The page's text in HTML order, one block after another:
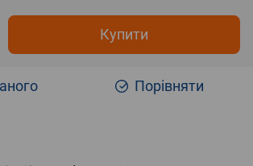
Купити
Порівняти